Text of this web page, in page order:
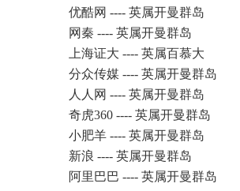
优酷网 ---- 英属开曼群岛
网秦 ---- 英属开曼群岛
上海证大 ---- 英属百慕大
分众传媒 ---- 英属开曼群岛
人人网 ---- 英属开曼群岛
奇虎360 ---- 英属开曼群岛
小肥羊 ---- 英属开曼群岛
新浪 ---- 英属开曼群岛
阿里巴巴 ---- 英属开曼群岛